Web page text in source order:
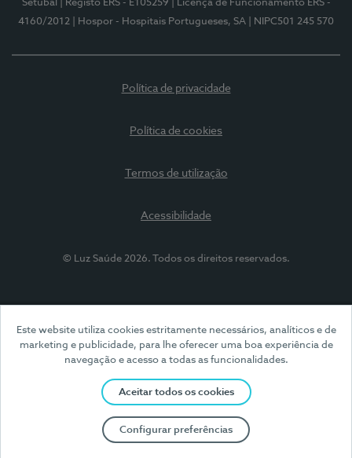
Este website utiliza cookies estritamente necessários, analíticos e de
marketing e publicidade, para lhe oferecer uma boa experiência de
navegação e acesso a todas as funcionalidades.
Aceitar todos os cookies
Configurar preferências
Setúbal
| Registo ERS - E105259
| Licença de Funcionamento ERS -
4160/2012
| Hospor - Hospitais Portugueses, SA | NIPC501 245 570
Política de privacidade
Política de cookies
Termos de utilização
Acessibilidade
© Luz Saúde 2026. Todos os direitos reservados.